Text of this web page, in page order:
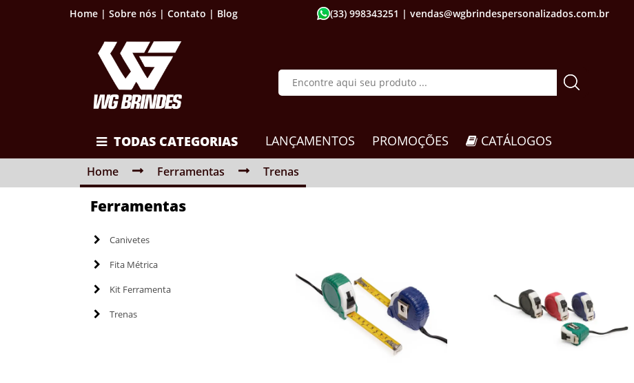
Home | Sobre nós | Contato | Blog (33) 998343251 | vendas@wgbrindespersonalizados.com.br
TODAS CATEGORIAS LANÇAMENTOS PROMOÇÕES CATÁLOGOS
Home Ferramentas Trenas
Ferramentas
Canivetes
Fita Métrica
Kit Ferramenta
Trenas